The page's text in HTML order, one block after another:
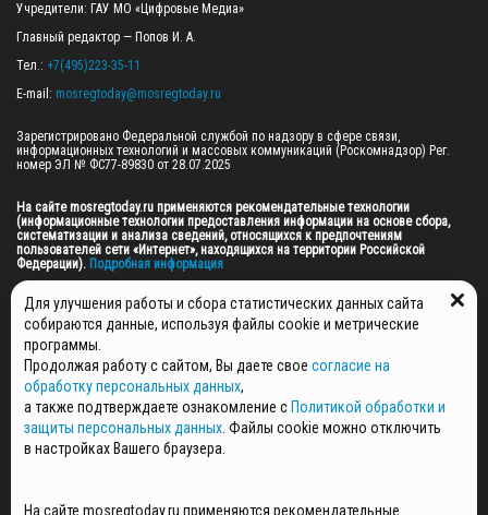
Учредители: ГАУ МО «Цифровые Медиа»
Главный редактор — Попов И. А.
Тел.: +7(495)223-35-11
E-mail: mosregtoday@mosregtoday.ru
Зарегистрировано Федеральной службой по надзору в сфере связи,
информационных технологий и массовых коммуникаций (Роскомнадзор) Рег.
номер ЭЛ № ФС77-89830 от 28.07.2025
На сайте mosregtoday.ru применяются рекомендательные технологии
(информационные технологии предоставления информации на основе сбора,
систематизации и анализа сведений, относящихся к предпочтениям
пользователей сети «Интернет», находящихся на территории Российской
Федерации). Подробная информация
© 2026 ПРАВА НА ВСЕ МАТЕРИАЛЫ САЙТА ПРИНАДЛЕЖАТ ГАУ МО "ЦИФРОВЫЕ
МЕДИА" (ОГРН: 1255000059467).
ПОЛИТИКА ОБРАБОТКИ И ЗАЩИТЫ ПЕРСОНАЛЬНЫХ ДАННЫХ
НОВОСТИ
ГАЗЕТЫ
РЕКЛАМОДАТЕЛЯМ
Для улучшения работы и сбора статистических данных сайта
собираются данные, используя файлы cookie и метрические
программы.
Продолжая работу с сайтом, Вы даете свое согласие на
обработку персональных данных,
а также подтверждаете ознакомление с Политикой обработки и
защиты персональных данных . Файлы cookie можно отключить
в настройках Вашего браузера.
На сайте mosregtoday.ru применяются рекомендательные